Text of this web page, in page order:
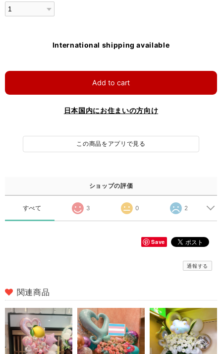
International shipping available
Add to cart
日本国内にお住まいの方向け
この商品をアプリで見る
ショップの評価
すべて 3 0 2
Save
通報する
関連商品